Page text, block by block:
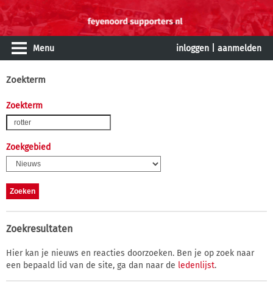
Menu inloggen aanmelden
Zoekterm
Zoekterm
Zoekgebied
Zoekresultaten
Hier kan je nieuws en reacties doorzoeken. Ben je op zoek naar
een bepaald lid van de site, ga dan naar de ledenlijst.